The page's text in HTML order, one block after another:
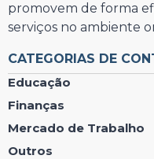
promovem de forma
serviços no ambiente
CATEGORIAS DE
Educação
Finanças
Mercado de Trabalho
Outros